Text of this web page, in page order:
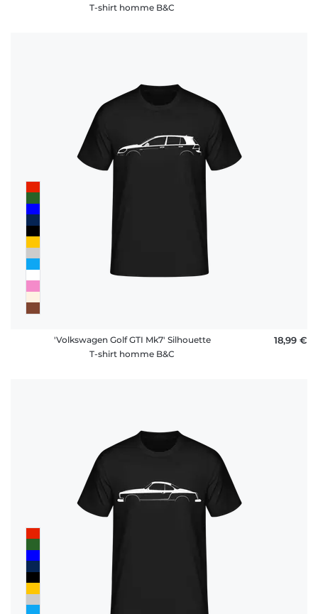
T-shirt homme B&C
'Volkswagen Golf GTI Mk7' Silhouette
T-shirt homme B&C
18,99 €